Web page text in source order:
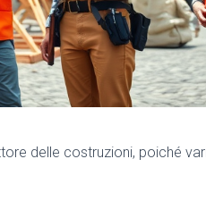
delle costruzioni, poiché